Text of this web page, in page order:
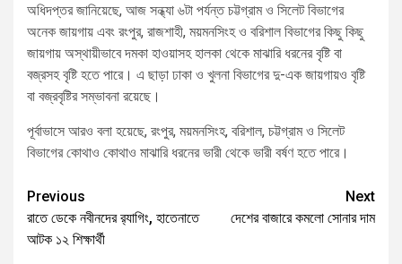
অধিদপ্তর জানিয়েছে, আজ সন্ধ্যা ৬টা পর্যন্ত চট্টগ্রাম ও সিলেট বিভাগের
অনেক জায়গায় এবং রংপুর, রাজশাহী, ময়মনসিংহ ও বরিশাল বিভাগের কিছু কিছু
জায়গায় অস্থায়ীভাবে দমকা হাওয়াসহ হালকা থেকে মাঝারি ধরনের বৃষ্টি বা
বজ্রসহ বৃষ্টি হতে পারে। এ ছাড়া ঢাকা ও খুলনা বিভাগের দু-এক জায়গায়ও বৃষ্টি
বা বজ্রবৃষ্টির সম্ভাবনা রয়েছে।
পূর্বাভাসে আরও বলা হয়েছে, রংপুর, ময়মনসিংহ, বরিশাল, চট্টগ্রাম ও সিলেট
বিভাগের কোথাও কোথাও মাঝারি ধরনের ভারী থেকে ভারী বর্ষণ হতে পারে।
Previous
রাতে ডেকে নবীনদের র‍্যাগিং, হাতেনাতে
আটক ১২ শিক্ষার্থী
Next
দেশের বাজারে কমলো সোনার দাম